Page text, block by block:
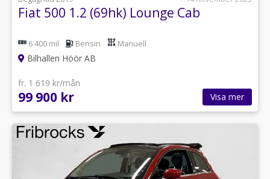
Fiat 500 1.2 (69hk) Lounge Cab
6 400 mil Bensin Manuell
Bilhallen Höör AB
fr. 1 619 kr/mån
99 900 kr Visa mer